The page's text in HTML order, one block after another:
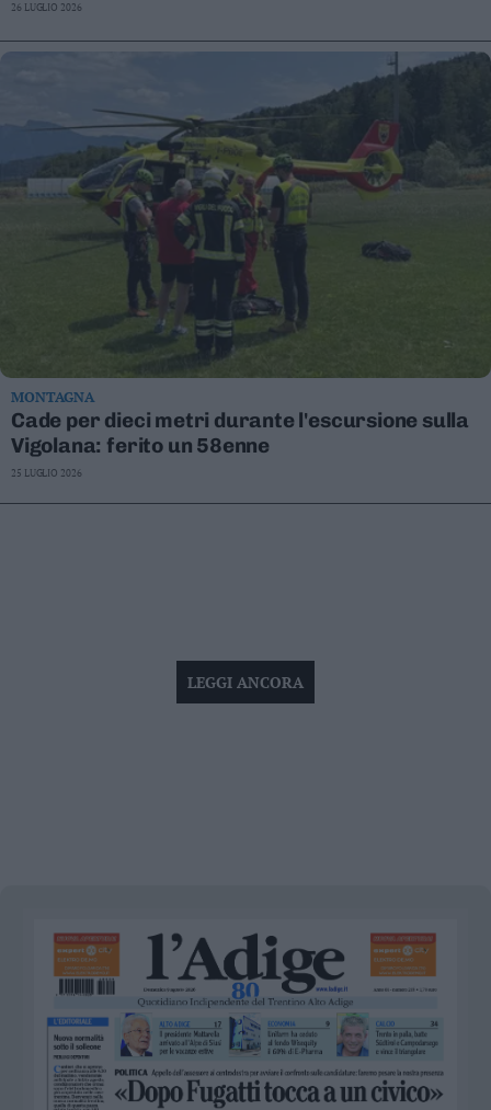
26 LUGLIO 2026
MONTAGNA
Cade per dieci metri durante l'escursione sulla
Vigolana: ferito un 58enne
25 LUGLIO 2026
LEGGI ANCORA